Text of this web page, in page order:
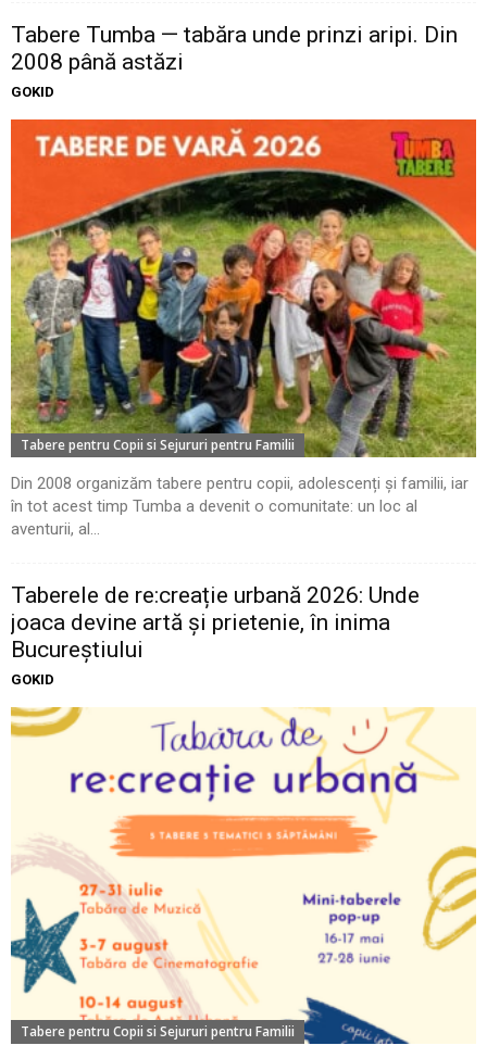
Tabere Tumba — tabăra unde prinzi aripi. Din
2008 până astăzi
GOKID
Tabere pentru Copii si Sejururi pentru Familii
Din 2008 organizăm tabere pentru copii, adolescenți și familii, iar
în tot acest timp Tumba a devenit o comunitate: un loc al
aventurii, al...
Taberele de re:creație urbană 2026: Unde
joaca devine artă și prietenie, în inima
Bucureștiului
GOKID
Tabere pentru Copii si Sejururi pentru Familii